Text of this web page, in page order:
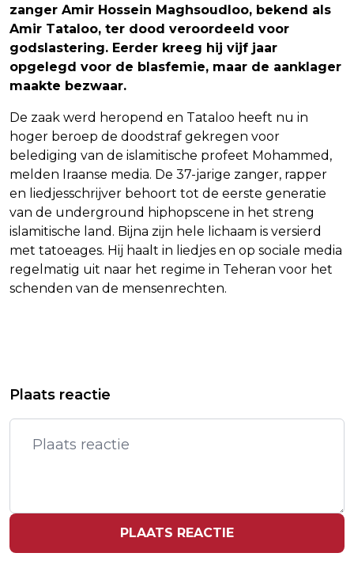
zanger Amir Hossein Maghsoudloo, bekend als
Amir Tataloo, ter dood veroordeeld voor
godslastering. Eerder kreeg hij vijf jaar
opgelegd voor de blasfemie, maar de aanklager
maakte bezwaar.
De zaak werd heropend en Tataloo heeft nu in
hoger beroep de doodstraf gekregen voor
belediging van de islamitische profeet Mohammed,
melden Iraanse media. De 37-jarige zanger, rapper
en liedjesschrijver behoort tot de eerste generatie
van de underground hiphopscene in het streng
islamitische land. Bijna zijn hele lichaam is versierd
met tatoeages. Hij haalt in liedjes en op sociale media
regelmatig uit naar het regime in Teheran voor het
schenden van de mensenrechten.
MIST IN NOORDOOSTEN EN OOSTEN
ANTHONY HOPKINS WEER AAN HET
WERK NA VERLIES HUIS DOOR BRAND
LA
Plaats reactie
PLAATS REACTIE